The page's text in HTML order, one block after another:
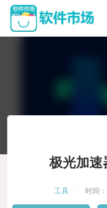
极光加速
工具 时间